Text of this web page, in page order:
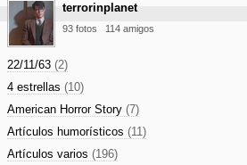
terrorinplanet
93 fotos 114 amigos
22/11/63 (2)
4 estrellas (10)
American Horror Story (7)
Artículos humorísticos (11)
Artículos varios (196)